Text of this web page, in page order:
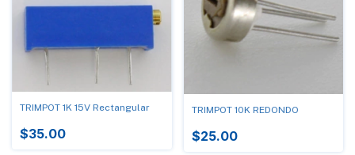
TRIMPOT 1K 15V Rectangular
$35.00
TRIMPOT 10K REDONDO
$25.00